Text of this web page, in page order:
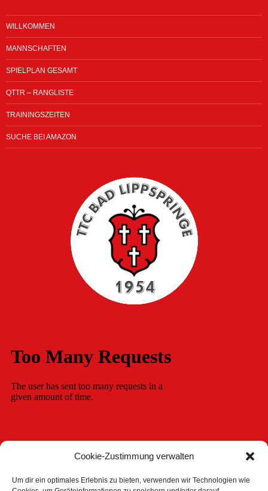
Cookie-Zustimmung verwalten
Um dir ein optimales Erlebnis zu bieten, verwenden wir Technologien wie
WILLKOMMEN
MANNSCHAFTEN
SPIELPLAN GESAMT
QTTR – RANGLISTE
TRAININGSZEITEN
SUCHE BEI AMAZON